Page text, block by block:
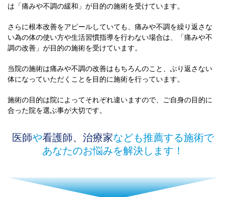
は「痛みや不調の緩和」が目的の施術を受けています。
さらに根本改善をアピールしていても、痛みや不調を繰り返さな
い為の体の使い方や生活習慣指導を行わない場合は、「痛みや不
調の改善」が目的の施術を受けています。
当院の施術は痛みや不調の改善はもちろんのこと、ぶり返さない
体になっていただくことを目的に施術を行っています。
施術の目的は院によってそれぞれ違いますので、ご自身の目的に
合った院を選ぶ事が大切です。
医師や看護師、治療家なども推薦する施術で
あなたのお悩みを解決します！